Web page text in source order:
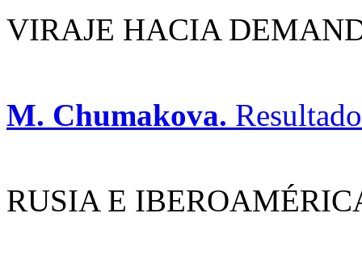
VIRAJE HACIA
M. Chumakova.
RUSIA E